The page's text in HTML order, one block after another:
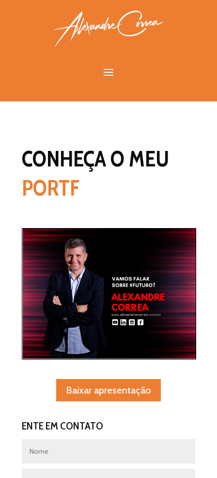
CONHEÇA O MEU
PORTFÓ
Baixar apresentação
ENTE EM CONTATO